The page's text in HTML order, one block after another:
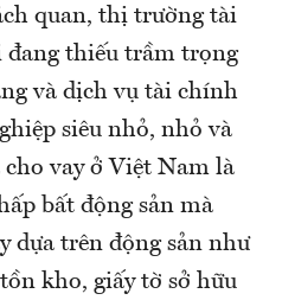
quan, thị trường tài
thiếu trầm trọng
và dịch vụ tài chính
siêu nhỏ, nhỏ và
cho vay ở Việt Nam là
bất động sản mà
dựa trên động sản như
kho, giấy tờ sở hữu